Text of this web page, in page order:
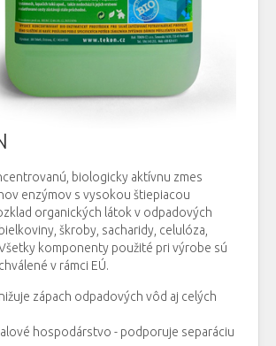
biologicky aktívnu zmes
enzýmov s vysokou štiepiacou
organických látok v odpadových
škroby, sacharidy, celulóza,
komponenty použité pri výrobe sú
v rámci EÚ.
zápach odpadových vôd aj celých
hospodárstvo - podporuje separáciu